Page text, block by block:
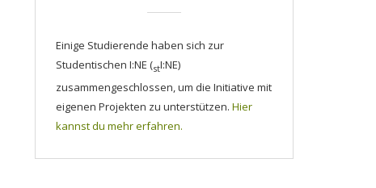
Einige Studierende haben sich zur
Studentischen I:NE (stI:NE)
zusammengeschlossen, um die Initiative mit
eigenen Projekten zu unterstützen. Hier
kannst du mehr erfahren.